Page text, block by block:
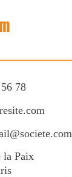
la Paix
78